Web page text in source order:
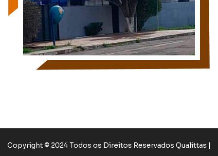
Copyright © 2024 Todos os Direitos Reservados Qualittas |